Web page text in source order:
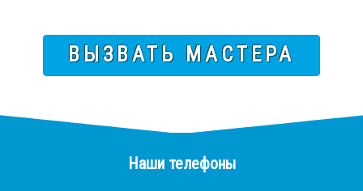
ВЫЗВАТЬ МАСТЕРА
Наши телефоны